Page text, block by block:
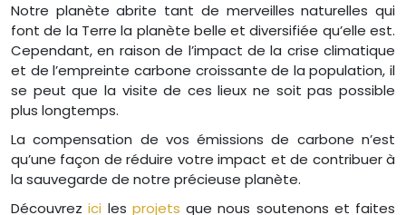
Notre planète abrite tant de merveilles naturelles qui
font de la Terre la planète belle et diversifiée qu’elle est.
Cependant, en raison de l’impact de la crise climatique
et de l’empreinte carbone croissante de la population, il
se peut que la visite de ces lieux ne soit pas possible
plus longtemps.
La compensation de vos émissions de carbone n’est
qu’une façon de réduire votre impact et de contribuer à
la sauvegarde de notre précieuse planète.
Découvrezici les projets que nous soutenons et faites